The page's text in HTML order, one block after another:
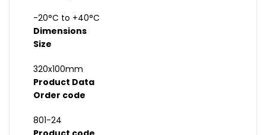
-20°C to +40°C
Dimensions
Size
320x100mm
Product Data
Order code
801-24